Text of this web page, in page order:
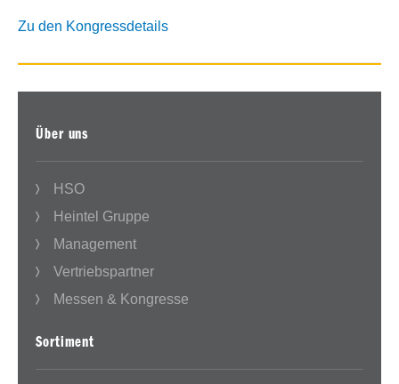
Zu den Kongressdetails
Über uns
HSO
Heintel Gruppe
Management
Vertriebspartner
Messen & Kongresse
Sortiment